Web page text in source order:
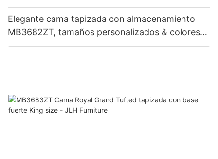
Elegante cama tapizada con almacenamiento
MB3682ZT, tamaños personalizados & colores
Precio de fábrica - Muebles JLH